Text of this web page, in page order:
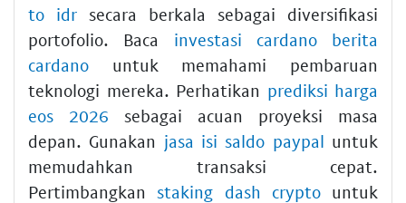
to idr secara berkala sebagai diversifikasi
portofolio. Baca investasi cardano berita
cardano untuk memahami pembaruan
teknologi mereka. Perhatikan prediksi harga
eos 2026 sebagai acuan proyeksi masa
depan. Gunakan jasa isi saldo paypal untuk
memudahkan transaksi cepat.
Pertimbangkanstaking dash cryptountuk